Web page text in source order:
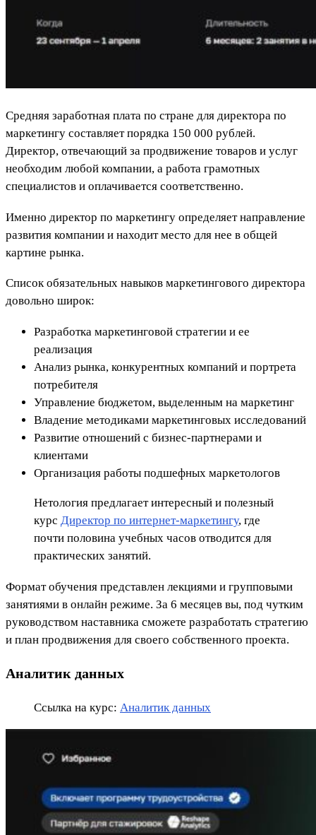
Средняя заработная плата по стране для директора по
маркетингу составляет порядка 150 000 рублей.
Директор, отвечающий за продвижение товаров и услуг
необходим любой компании, а работа грамотных
специалистов и оплачивается соответственно.
Именно директор по маркетингу определяет направление
развития компании и находит место для нее в общей
картине рынка.
Список обязательных навыков маркетингового директора
довольно широк:
Разработка маркетинговой стратегии и ее
реализация
Анализ рынка, конкурентных компаний и портрета
потребителя
Управление бюджетом, выделенным на маркетинг
Владение методиками маркетинговых исследований
Развитие отношений с бизнес-партнерами и
клиентами
Организация работы подшефных маркетологов
Нетология предлагает интересный и полезный
курс Директор по интернет-маркетингу, где
почти половина учебных часов отводится для
практических занятий.
Формат обучения представлен лекциями и групповыми
занятиями в онлайн режиме. За 6 месяцев вы, под чутким
руководством наставника сможете разработать стратегию
и план продвижения для своего собственного проекта.
Аналитик данных
Ссылка на курс: Аналитик данных